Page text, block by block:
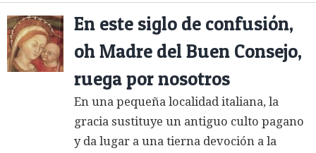
En este siglo de confusión,
oh Madre del Buen Consejo,
ruega por nosotros
En una pequeña localidad italiana, la
gracia sustituye un antiguo culto pagano
y da lugar a una tierna devoción a la